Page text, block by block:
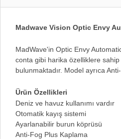
Madwave Vision Optic Envy
MadWave'in Optic Envy
conta gibi harika özelliklere
bulunmaktadır. Model ayrıca
Ürün Özellikleri
Deniz ve havuz kullanımı vardır
Otomatik kayış sistemi
Ayarlanabilir burun köprüsü
Anti-Fog Plus Kaplama